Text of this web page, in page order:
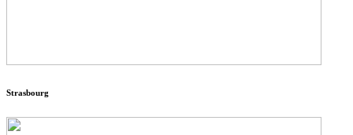
Strasbourg